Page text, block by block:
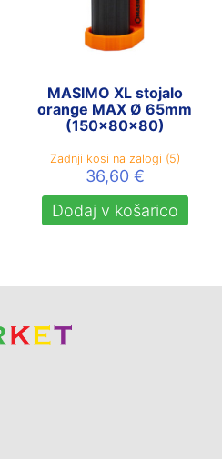
MASIMO XL stojalo
orange MAX Ø 65mm
(150x80x80)
Zadnji kosi na zalogi (5)
36,60 €
Dodaj v košarico